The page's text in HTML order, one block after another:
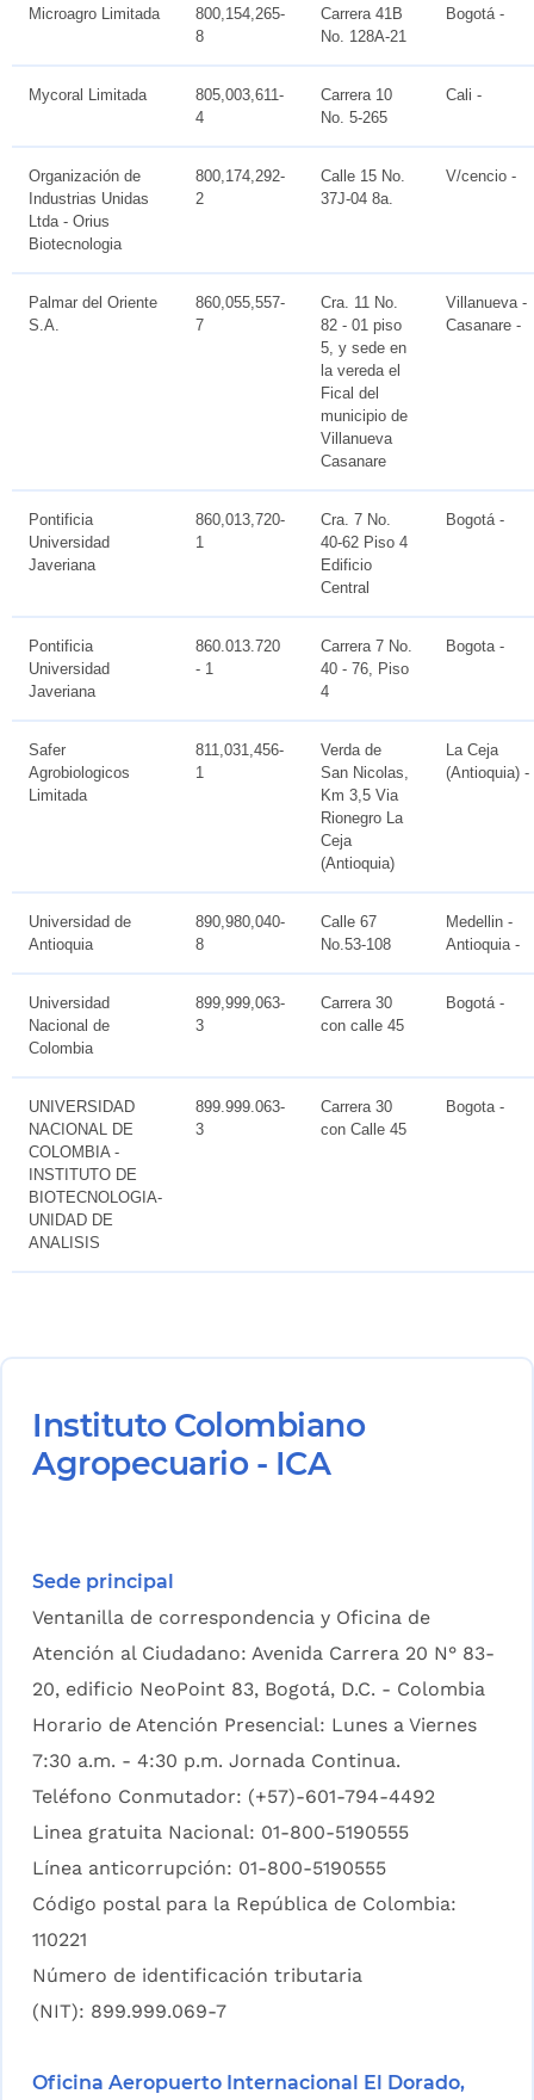
Microagro Limitada
800,154,265-
8
Carrera 41B
No. 128A-21
Bogotá -
Mycoral Limitada
805,003,611-
4
Carrera 10
No. 5-265
Cali -
Organización de
Industrias Unidas
Ltda - Orius
Biotecnologia
800,174,292-
2
Calle 15 No.
37J-04 8a.
V/cencio -
Palmar del Oriente
S.A.
860,055,557-
7
Cra. 11 No.
82 - 01 piso
5, y sede en
la vereda el
Fical del
municipio de
Villanueva
Casanare
Villanueva -
Casanare -
Pontificia
Universidad
Javeriana
860,013,720-
1
Cra. 7 No.
40-62 Piso 4
Edificio
Central
Bogotá -
Pontificia
Universidad
Javeriana
860.013.720
- 1
Carrera 7 No.
40 - 76, Piso
4
Bogota -
Safer
Agrobiologicos
Limitada
811,031,456-
1
Verda de
San Nicolas,
Km 3,5 Via
Rionegro La
Ceja
(Antioquia)
La Ceja
(Antioquia) -
Universidad de
Antioquia
890,980,040-
8
Calle 67
No.53-108
Medellin -
Antioquia -
Universidad
Nacional de
Colombia
899,999,063-
3
Carrera 30
con calle 45
Bogotá -
UNIVERSIDAD
NACIONAL DE
COLOMBIA -
INSTITUTO DE
BIOTECNOLOGIA-
UNIDAD DE
ANALISIS
899.999.063-
3
Carrera 30
con Calle 45
Bogota -
Instituto Colombiano
Agropecuario - ICA
Sede principal
Ventanilla de correspondencia y Oficina de
Atención al Ciudadano: Avenida Carrera 20 N° 83-
20, edificio NeoPoint 83, Bogotá, D.C. - Colombia
Horario de Atención Presencial: Lunes a Viernes
7:30 a.m. - 4:30 p.m. Jornada Continua.
Teléfono Conmutador: (+57)-601-794-4492
Linea gratuita Nacional: 01-800-5190555
Línea anticorrupción: 01-800-5190555
Código postal para la República de Colombia:
110221
Número de identificación tributaria
(NIT): 899.999.069-7
Oficina Aeropuerto Internacional El Dorado,